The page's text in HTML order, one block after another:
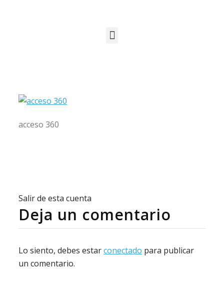
acceso 360
Salir de esta cuenta
Deja un comentario
Lo siento, debes estarconectado para publicar
un comentario.